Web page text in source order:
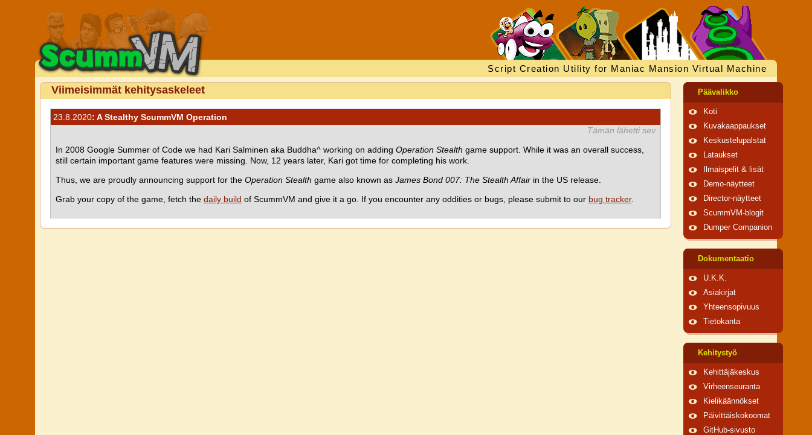
Script Creation Utility for Maniac Mansion Virtual Machine
Viimeisimmät kehitysaskeleet
23.8.2020: A Stealthy ScummVM Operation
Tämän lähetti sev
In 2008 Google Summer of Code we had Kari Salminen aka Buddha^ working on adding Operation Stealth game support. While it was an overall success,
still certain important game features were missing. Now, 12 years later, Kari got time for completing his work.
Thus, we are proudly announcing support for the Operation Stealth game also known as James Bond 007: The Stealth Affair in the US release.
Grab your copy of the game, fetch the daily build of ScummVM and give it a go. If you encounter any oddities or bugs, please submit to our bug tracker.
Päävalikko
Koti
Kuvakaappaukset
Keskustelupalstat
Lataukset
Ilmaispelit & lisät
Demo-näytteet
Director-näytteet
ScummVM-blogit
Dumper Companion
Dokumentaatio
U.K.K.
Asiakirjat
Yhteensopivuus
Tietokanta
Kehitystyö
Kehittäjäkeskus
Virheenseuranta
Kielikäännökset
Päivittäiskokoomat
GitHub-sivusto